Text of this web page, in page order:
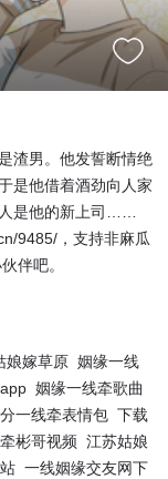
渣男。他发誓断情绝
是他借着酒劲向人家
人是他的新上司……
9485/，支持非麻瓜
伴吧。
娘嫁草原 姻缘一线
姻缘一线牵歌曲
一线牵表情包 下载
彬哥视频 江苏姑娘
一线姻缘交友网下